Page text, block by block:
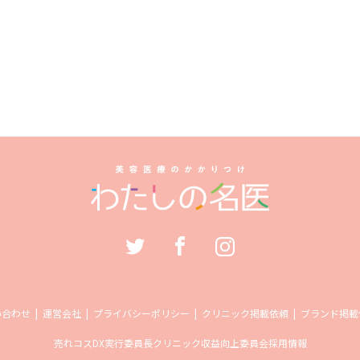
わせ 運営会社 プライバシーポリシー クリニック掲載依頼 ブランド掲
売れコスDX実行委員長クリニック収益向上委員会採用情報